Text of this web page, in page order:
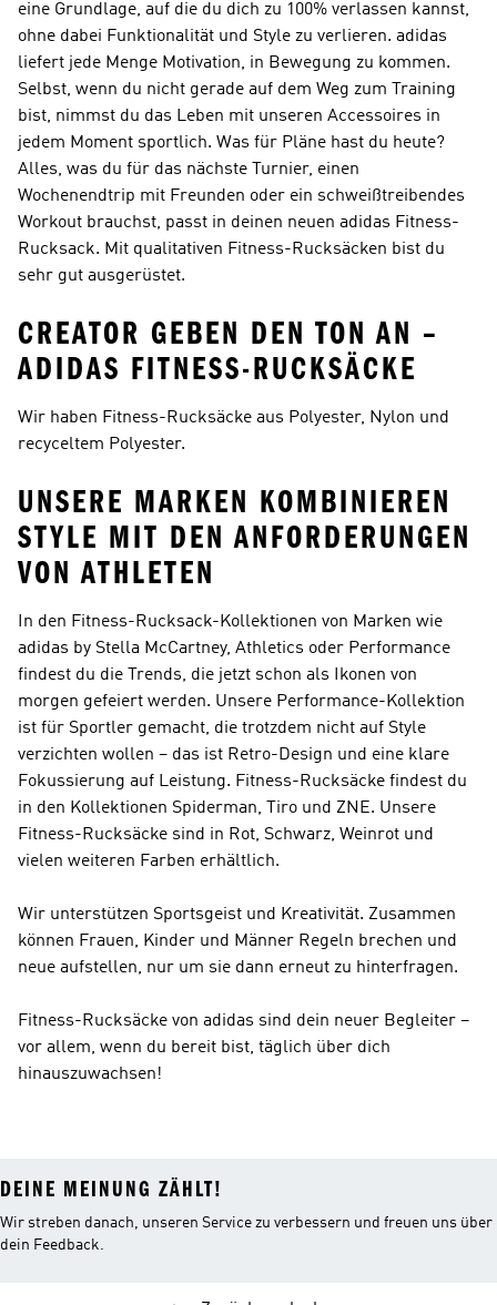
eine Grundlage, auf die du dich zu 100% verlassen kannst,
ohne dabei Funktionalität und Style zu verlieren. adidas
liefert jede Menge Motivation, in Bewegung zu kommen.
Selbst, wenn du nicht gerade auf dem Weg zum Training
bist, nimmst du das Leben mit unseren Accessoires in
jedem Moment sportlich. Was für Pläne hast du heute?
Alles, was du für das nächste Turnier, einen
Wochenendtrip mit Freunden oder ein schweißtreibendes
Workout brauchst, passt in deinen neuen adidas Fitness-
Rucksack. Mit qualitativen Fitness-Rucksäcken bist du
sehr gut ausgerüstet.
CREATOR GEBEN DEN TON AN –
ADIDAS FITNESS-RUCKSÄCKE
Wir haben Fitness-Rucksäcke aus Polyester, Nylon und
recyceltem Polyester.
UNSERE MARKEN KOMBINIEREN
STYLE MIT DEN ANFORDERUNGEN
VON ATHLETEN
In den Fitness-Rucksack-Kollektionen von Marken wie
adidas by Stella McCartney, Athletics oder Performance
findest du die Trends, die jetzt schon als Ikonen von
morgen gefeiert werden. Unsere Performance-Kollektion
ist für Sportler gemacht, die trotzdem nicht auf Style
verzichten wollen – das ist Retro-Design und eine klare
Fokussierung auf Leistung. Fitness-Rucksäcke findest du
in den Kollektionen Spiderman, Tiro und ZNE. Unsere
Fitness-Rucksäcke sind in Rot, Schwarz, Weinrot und
vielen weiteren Farben erhältlich.
Wir unterstützen Sportsgeist und Kreativität. Zusammen
können Frauen, Kinder und Männer Regeln brechen und
neue aufstellen, nur um sie dann erneut zu hinterfragen.
Fitness-Rucksäcke von adidas sind dein neuer Begleiter –
vor allem, wenn du bereit bist, täglich über dich
hinauszuwachsen!
DEINE MEINUNG ZÄHLT!
Wir streben danach, unseren Service zu verbessern und freuen uns über
dein Feedback.